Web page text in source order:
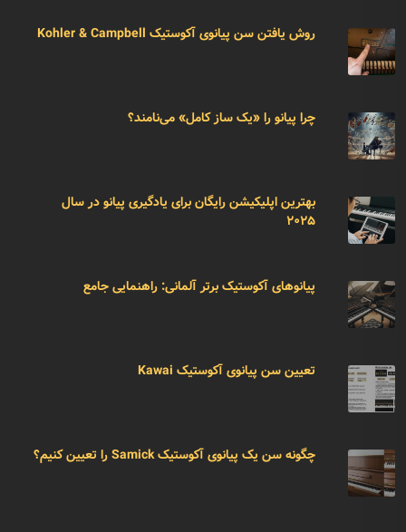
روش یافتن سن پیانوی آکوستیک Kohler & Campbell
چرا پیانو را «یک ساز کامل» می‌نامند؟
بهترین اپلیکیشن رایگان برای یادگیری پیانو در سال
۲۰۲۵
پیانوهای آکوستیک برتر آلمانی: راهنمایی جامع
تعیین سن پیانوی آکوستیک Kawai
چگونه سن یک پیانوی آکوستیک Samick را تعیین کنیم؟